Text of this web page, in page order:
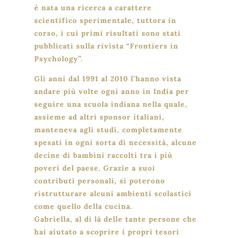
è nata una ricerca a carattere
scientifico sperimentale, tuttora in
corso, i cui primi risultati sono stati
pubblicati sulla rivista “Frontiers in
Psychology”.
Gli anni dal 1991 al 2010 l’hanno vista
andare più volte ogni anno in India per
seguire una scuola indiana nella quale,
assieme ad altri sponsor italiani,
manteneva agli studi, completamente
spesati in ogni sorta di necessità, alcune
decine di bambini raccolti tra i più
poveri del paese. Grazie a suoi
contributi personali, si poterono
ristrutturare alcuni ambienti scolastici
come quello della cucina.
Gabriella, al di là delle tante persone che
hai aiutato a scoprire i propri tesori